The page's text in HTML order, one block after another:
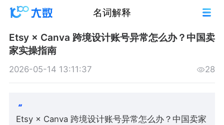
名词解释
Etsy × Canva 跨境设计账号异常怎么办？中国卖
家实操指南
2026-05-14 13:11:37 28
Etsy × Canva 跨境设计账号异常怎么办？中国卖家